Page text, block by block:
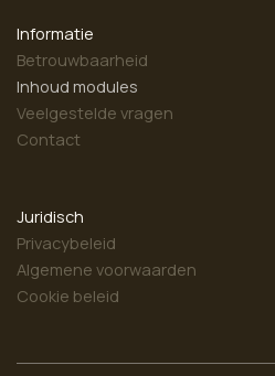
Informatie
Betrouwbaarheid
Inhoud modules
Veelgestelde vragen
Contact
Juridisch
Privacybeleid
Algemene voorwaarden
Cookie beleid